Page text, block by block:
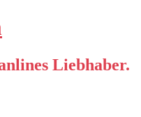
Liebhaber.